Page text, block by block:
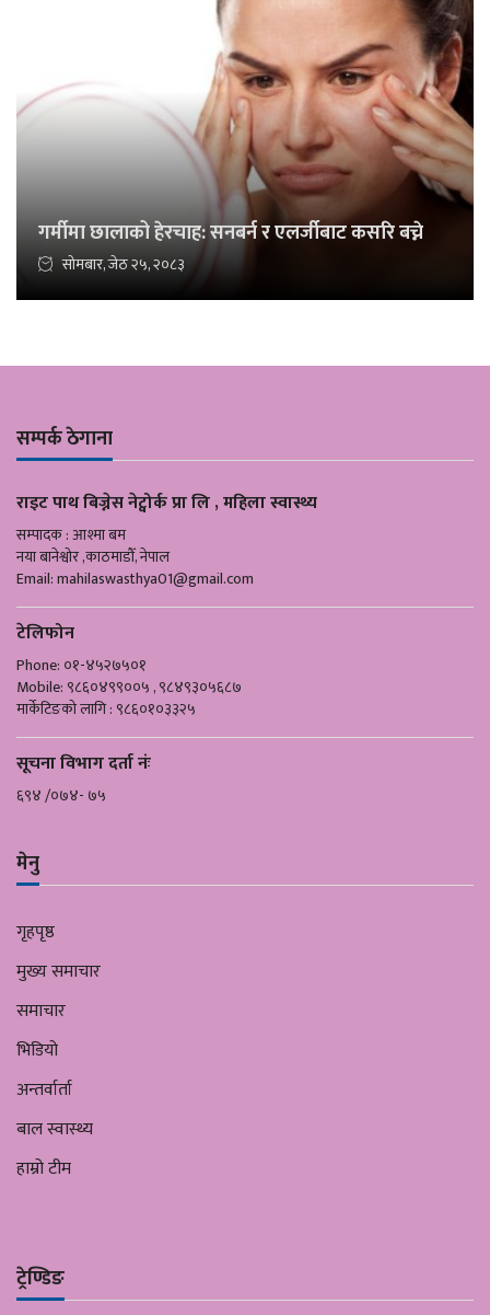
गर्मीमा छालाको हेरचाह: सनबर्न र एलर्जीबाट कसरि बच्ने
सोमबार, जेठ २५, २०८३
सम्पर्क ठेगाना
राइट पाथ बिज्नेस नेट्वोर्क प्रा लि , महिला स्वास्थ्य
सम्पादक : आश्मा बम
नया बानेश्वोर ,काठमाडौँ, नेपाल
Email:mahilaswasthya01@gmail.com
टेलिफोन
Phone: ०१-४५२७५०१
Mobile: ९८६०४९९००५ , ९८४९३०५६८७
मार्केटिङको लागि : ९८६०१०३३२५
सूचना विभाग दर्ता नंः
६९४ /०७४- ७५
मेनु
गृहपृष्ठ
मुख्य समाचार
समाचार
भिडियो
अन्तर्वार्ता
बाल स्वास्थ्य
हाम्रो टीम
ट्रेण्डिङ